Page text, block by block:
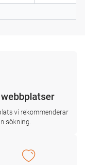
vi rekommenderar
sökning.